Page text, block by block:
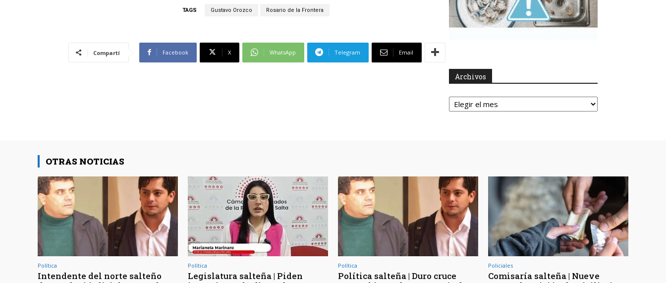
TAGS Gustavo Orozco Rosario de la Frontera
Compartí Facebook X WhatsApp Telegram Email
Archivos
Archivos
OTRAS NOTICIAS
Política
Intendente del norte salteño
Política
Legislatura salteña | Piden
Política
Política salteña | Duro cruce
Policiales
Comisaría salteña | Nueve